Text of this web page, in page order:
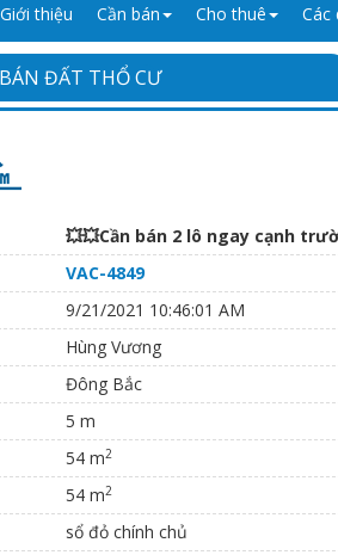
Giới thiệu Cần bán Cho thuê Các
ĐẤT THỔ CƯ
💥💥Cần bán 2 lô ngay cạnh
VAC-4849
9/21/2021 10:46:01 AM
Hùng Vương
Đông Bắc
5 m
54 m2
54 m2
sổ đỏ chính chủ